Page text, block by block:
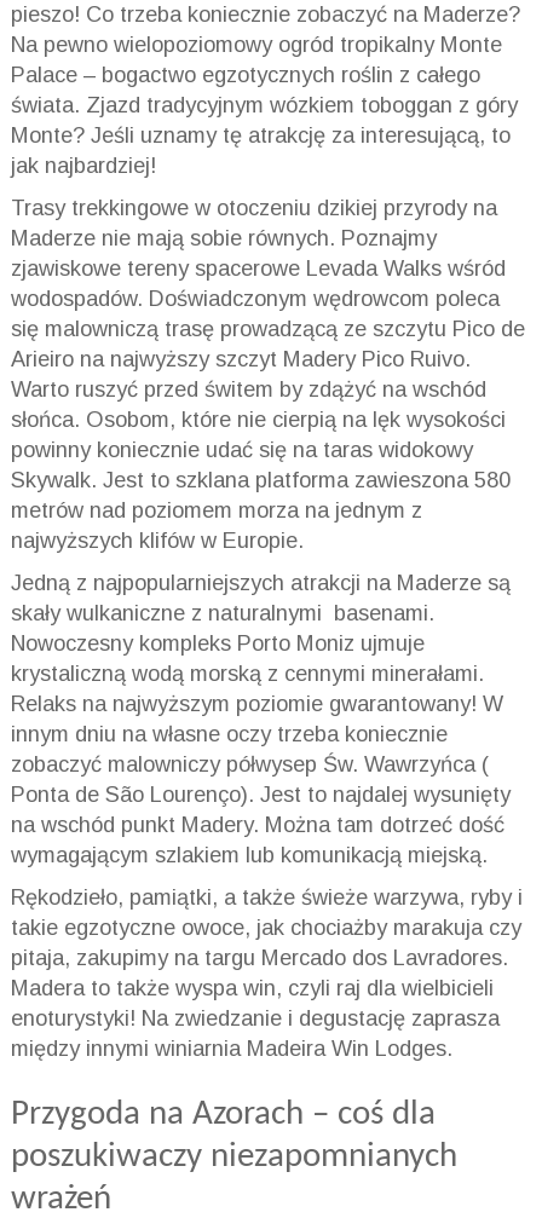
pieszo! Co trzeba koniecznie zobaczyć na Maderze?
Na pewno wielopoziomowy ogród tropikalny Monte
Palace – bogactwo egzotycznych roślin z całego
świata. Zjazd tradycyjnym wózkiem toboggan z góry
Monte? Jeśli uznamy tę atrakcję za interesującą, to
jak najbardziej!
Trasy trekkingowe w otoczeniu dzikiej przyrody na
Maderze nie mają sobie równych. Poznajmy
zjawiskowe tereny spacerowe Levada Walks wśród
wodospadów. Doświadczonym wędrowcom poleca
się malowniczą trasę prowadzącą ze szczytu Pico de
Arieiro na najwyższy szczyt Madery Pico Ruivo.
Warto ruszyć przed świtem by zdążyć na wschód
słońca. Osobom, które nie cierpią na lęk wysokości
powinny koniecznie udać się na taras widokowy
Skywalk. Jest to szklana platforma zawieszona 580
metrów nad poziomem morza na jednym z
najwyższych klifów w Europie.
Jedną z najpopularniejszych atrakcji na Maderze są
skały wulkaniczne z naturalnymi basenami.
Nowoczesny kompleks Porto Moniz ujmuje
krystaliczną wodą morską z cennymi minerałami.
Relaks na najwyższym poziomie gwarantowany! W
innym dniu na własne oczy trzeba koniecznie
zobaczyć malowniczy półwysep Św. Wawrzyńca (
Ponta de São Lourenço). Jest to najdalej wysunięty
na wschód punkt Madery. Można tam dotrzeć dość
wymagającym szlakiem lub komunikacją miejską.
Rękodzieło, pamiątki, a także świeże warzywa, ryby i
takie egzotyczne owoce, jak chociażby marakuja czy
pitaja, zakupimy na targu Mercado dos Lavradores.
Madera to także wyspa win, czyli raj dla wielbicieli
enoturystyki! Na zwiedzanie i degustację zaprasza
między innymi winiarnia Madeira Win Lodges.
Przygoda na Azorach – coś dla
poszukiwaczy niezapomnianych
wrażeń